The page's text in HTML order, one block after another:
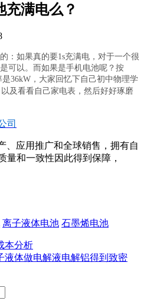
充满电么？
：如果真的要1s充满电，对于一个很
可以。而如果是手机电池呢？按
36kW，大家回忆下自己初中物理学
及看看自己家电表，然后好好琢磨
司
、应用推广和全球销售，拥有自
量和一致性因此得到保障，
离子液体电池 石墨烯电池
本分析
液体做电解液电解铝得到致密